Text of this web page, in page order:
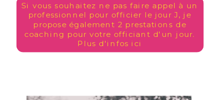
Si vous souhaitez ne pas faire appel à un
professionnel pour officier le jour J, je
propose également 2 prestations de
coaching pour votre officiant d'un jour.
Plus d'infos ici